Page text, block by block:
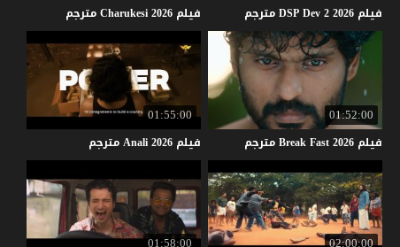
فيلم DSPDev22026 مترجم فيلم Charukesi2026 مترجم
01:52:00
فيلم BreakFast2026 مترجم
01:55:00
فيلم Anali2026 مترجم